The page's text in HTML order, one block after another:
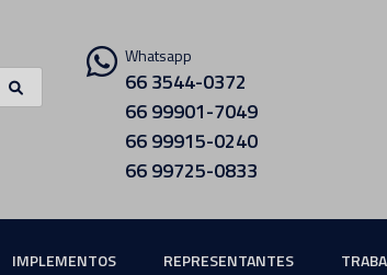
Whatsapp
66 3544-0372
66 99901-7049
66 99915-0240
66 99725-0833
IMPLEMENTOS REPRESENTANTES